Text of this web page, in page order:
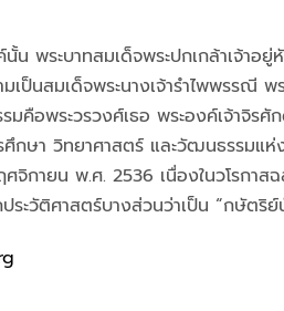
น พระบาทสมเด็จพระปกเกล้าเจ้า
ป็นสมเด็จพระนางเจ้ารำไพพรรณี พร
มคือพระวรวงศ์เธอ พระองค์เจ้าจิร
กษา วิทยาศาสตร์ และวัฒนธรรมแห่
จิกายน พ.ศ. 2536 เนื่องในวโรกา
ระวัติศาสตร์บางส่วนว่าเป็น “กษัตริย์